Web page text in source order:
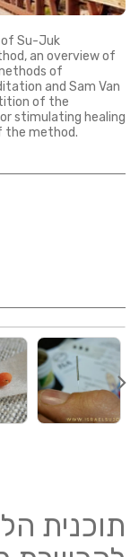
of Su-Juk
an overview of
of
and Sam Van
of the
stimulating healing
the method.
תוכנית